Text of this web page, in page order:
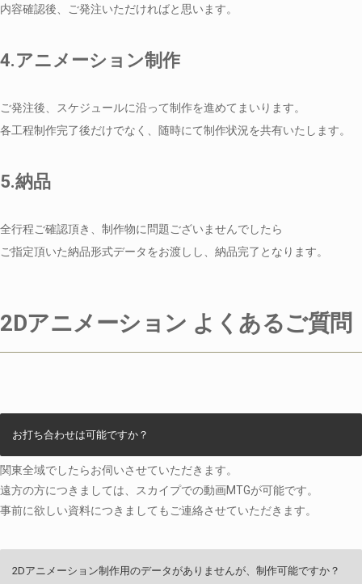
内容確認後、ご発注いただければと思います。
4.アニメーション制作
ご発注後、スケジュールに沿って制作を進めてまいります。
各工程制作完了後だけでなく、随時にて制作状況を共有いたします。
5.納品
全行程ご確認頂き、制作物に問題ございませんでしたら
ご指定頂いた納品形式データをお渡しし、納品完了となります。
2Dアニメーション よくあるご質問
お打ち合わせは可能ですか？
関東全域でしたらお伺いさせていただきます。
遠方の方につきましては、スカイプでの動画MTGが可能です。
事前に欲しい資料につきましてもご連絡させていただきます。
2Dアニメーション制作用のデータがありませんが、制作可能ですか？